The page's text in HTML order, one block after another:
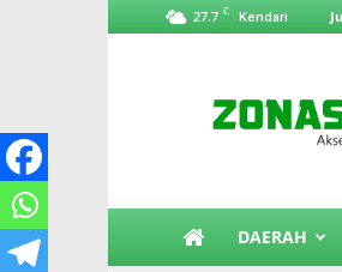
27.7 C Kendari
DAERAH